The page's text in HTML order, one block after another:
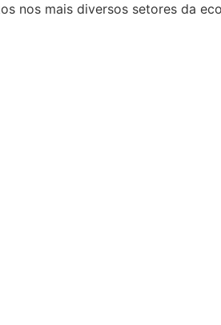
nos mais diversos setores da